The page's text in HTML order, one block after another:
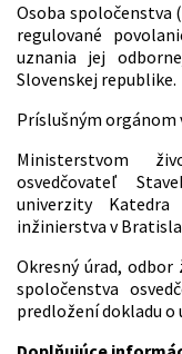
Osoba spoločenstva
regulované
uznania jej
Slovenskej republike.
Príslušným orgánom
Ministerstvom
osvedčovateľ
univerzity
inžinierstva v
Okresný úrad, odbor
spoločenstva
predložení dokladu